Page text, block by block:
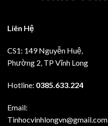
Liên Hệ
CS1: 149 Nguyễn Huệ,
Phường 2, TP Vĩnh Long
Hotline: 0385.633.224
Email:
Tinhocvinhlongvn@gmail.com